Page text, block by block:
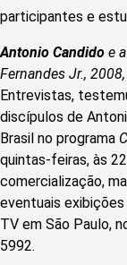
participantes e
Antonio Candido e
Fernandes Jr.,
Entrevistas,
discípulos de
Brasil no programa
quintas-feiras, às
comercialização,
eventuais
TV em São Paulo,
5992.